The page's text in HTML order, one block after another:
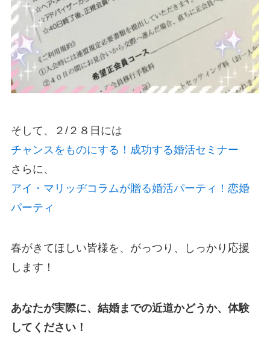
そして、２/２８日には
チャンスをものにする！成功する婚活セミナー
さらに、
アイ・マリッヂコラムが贈る婚活パーティ！恋婚
パーティ
春がきてほしい皆様を、がっつり、しっかり応援
します！
あなたが実際に、結婚までの近道かどうか、体験
してください！